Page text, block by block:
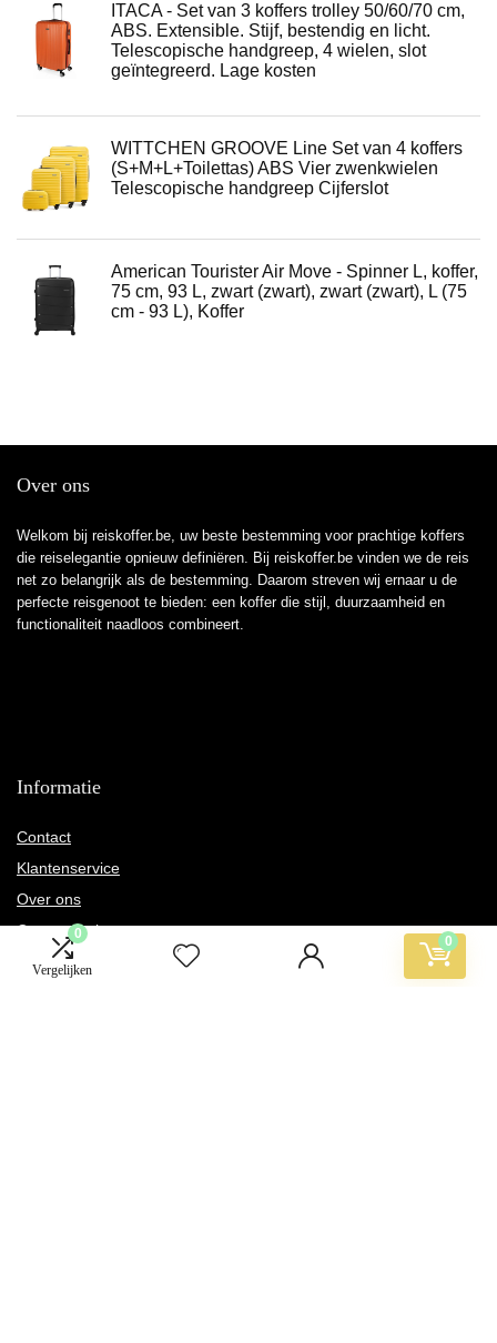
0
Vergelijken
0
ITACA - Set van 3 koffers trolley 50/60/70 cm,
ABS. Extensible. Stijf, bestendig en licht.
Telescopische handgreep, 4 wielen, slot
geïntegreerd. Lage kosten
WITTCHEN GROOVE Line Set van 4 koffers
(S+M+L+Toilettas) ABS Vier zwenkwielen
Telescopische handgreep Cijferslot
American Tourister Air Move - Spinner L, koffer,
75 cm, 93 L, zwart (zwart), zwart (zwart), L (75
cm - 93 L), Koffer
Over ons
Welkom bij reiskoffer.be, uw beste bestemming voor prachtige koffers
die reiselegantie opnieuw definiëren. Bij reiskoffer.be vinden we de reis
net zo belangrijk als de bestemming. Daarom streven wij ernaar u de
perfecte reisgenoot te bieden: een koffer die stijl, duurzaamheid en
functionaliteit naadloos combineert.
Informatie
Contact
Klantenservice
Over ons
Onze webshops
Vacature